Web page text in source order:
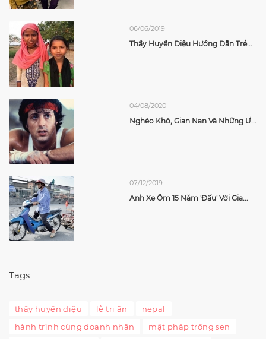
06/06/2019
Thầy Huyền Diệu Hướng Dẫn Trẻ...
04/08/2020
Nghèo Khó, Gian Nan Và Những Ư...
07/12/2019
Anh Xe Ôm 15 Năm 'đấu' Với Gia...
Tags
thầy huyền diệu lễ tri ân
nepal
hành trình cùng doanh nhân
mật pháp trồng sen